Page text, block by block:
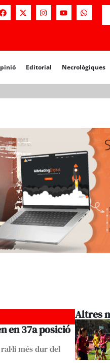
Editorial Necrològiques
Editorial Necrològiques
en 37a posició
més dur del
Altres